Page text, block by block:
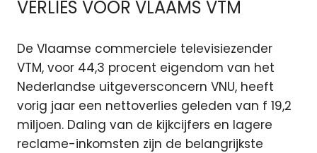
VERLIES VOOR VLAAMS VTM
De Vlaamse commerciele televisiezender
VTM, voor 44,3 procent eigendom van het
Nederlandse uitgeversconcern VNU, heeft
vorig jaar een nettoverlies geleden van f 19,2
miljoen. Daling van de kijkcijfers en lagere
reclame-inkomsten zijn de belangrijkste